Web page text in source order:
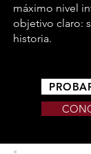
máximo nivel
objetivo claro:
historia.